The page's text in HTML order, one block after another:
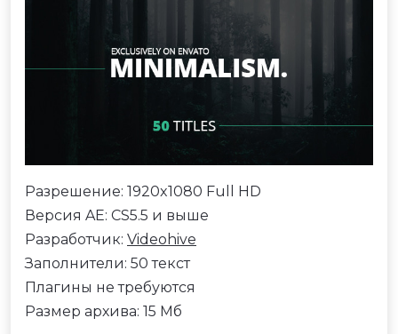
Разрешение: 1920x1080 Full HD
Версия AE: CS5.5 и выше
Разработчик: Videohive
Заполнители: 50 текст
Плагины не требуются
Размер архива: 15 Мб